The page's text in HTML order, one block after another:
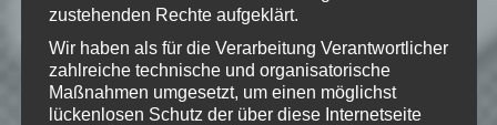
sind mit*markiert
Kommentar*
zustehenden Rechte aufgeklärt.
Wir haben als für die Verarbeitung Verantwortlicher
zahlreiche technische und organisatorische
Maßnahmen umgesetzt, um einen möglichst
lückenlosen Schutz der über diese Internetseite